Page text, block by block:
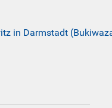
in Darmstadt